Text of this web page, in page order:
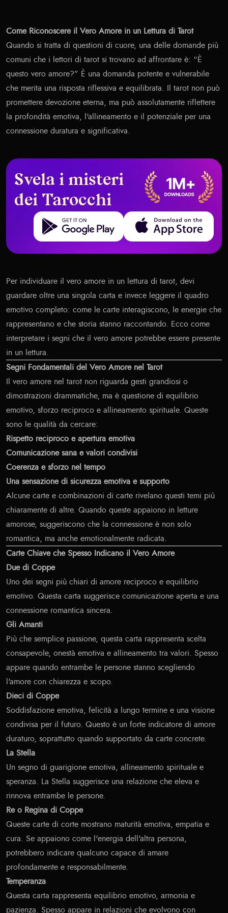
Come Riconoscere il Vero Amore in un Lettura di Tarot
Quando si tratta di questioni di cuore, una delle domande più
comuni che i lettori di tarot si trovano ad affrontare è: “È
questo vero amore?” È una domanda potente e vulnerabile
che merita una risposta riflessiva e equilibrata. Il tarot non può
promettere devozione eterna, ma può assolutamente riflettere
la profondità emotiva, l'allineamento e il potenziale per una
connessione duratura e significativa.
Svela i misteri
dei Tarocchi
Get it on Google Play Download on the App Store
Per individuare il vero amore in un lettura di tarot, devi
guardare oltre una singola carta e invece leggere il quadro
emotivo completo: come le carte interagiscono, le energie che
rappresentano e che storia stanno raccontando. Ecco come
interpretare i segni che il vero amore potrebbe essere presente
in un lettura.
Segni Fondamentali del Vero Amore nel Tarot
Il vero amore nel tarot non riguarda gesti grandiosi o
dimostrazioni drammatiche, ma è questione di equilibrio
emotivo, sforzo reciproco e allineamento spirituale. Queste
sono le qualità da cercare:
Rispetto reciproco e apertura emotiva
Comunicazione sana e valori condivisi
Coerenza e sforzo nel tempo
Una sensazione di sicurezza emotiva e supporto
Alcune carte e combinazioni di carte rivelano questi temi più
chiaramente di altre. Quando queste appaiono in letture
amorose, suggeriscono che la connessione è non solo
romantica, ma anche emotionalmente radicata.
Carte Chiave che Spesso Indicano il Vero Amore
Due di Coppe
Uno dei segni più chiari di amore reciproco e equilibrio
emotivo. Questa carta suggerisce comunicazione aperta e una
connessione romantica sincera.
Gli Amanti
Più che semplice passione, questa carta rappresenta scelta
consapevole, onestà emotiva e allineamento tra valori. Spesso
appare quando entrambe le persone stanno scegliendo
l'amore con chiarezza e scopo.
Dieci di Coppe
Soddisfazione emotiva, felicità a lungo termine e una visione
condivisa per il futuro. Questo è un forte indicatore di amore
duraturo, soprattutto quando supportato da carte concrete.
La Stella
Un segno di guarigione emotiva, allineamento spirituale e
speranza. La Stella suggerisce una relazione che eleva e
rinnova entrambe le persone.
Re o Regina di Coppe
Queste carte di corte mostrano maturità emotiva, empatia e
cura. Se appaiono come l'energia dell'altra persona,
potrebbero indicare qualcuno capace di amare
profondamente e responsabilmente.
Temperanza
Questa carta rappresenta equilibrio emotivo, armonia e
pazienza. Spesso appare in relazioni che evolvono con